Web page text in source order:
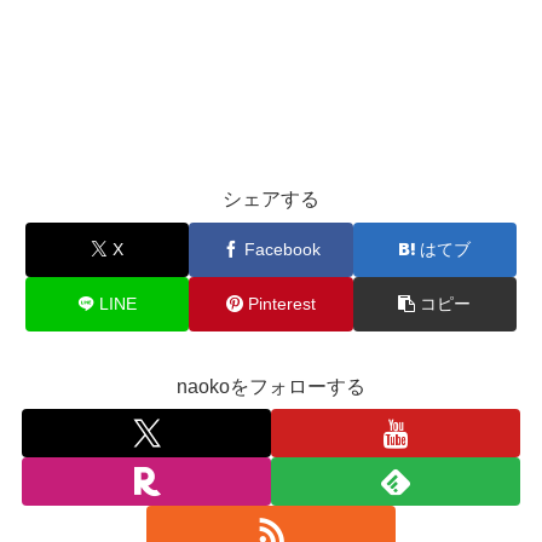
シェアする
X Facebook はてブ
LINE Pinterest コピー
naokoをフォローする